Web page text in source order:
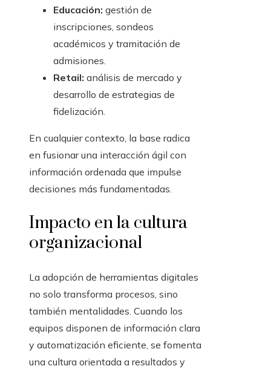
Educación: gestión de
inscripciones, sondeos
académicos y tramitación de
admisiones.
Retail: análisis de mercado y
desarrollo de estrategias de
fidelización.
En cualquier contexto, la base radica
en fusionar una interacción ágil con
información ordenada que impulse
decisiones más fundamentadas.
Impacto en la cultura
organizacional
La adopción de herramientas digitales
no solo transforma procesos, sino
también mentalidades. Cuando los
equipos disponen de información clara
y automatización eficiente, se fomenta
una cultura orientada a resultados y